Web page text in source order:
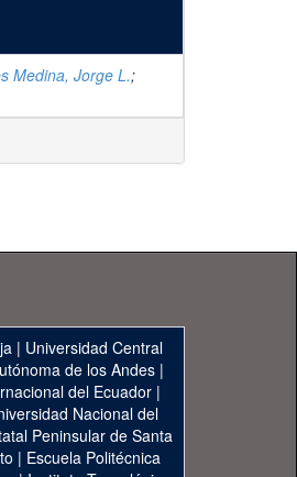
Medina, Jorge L.;
| Universidad Central
de los Andes|
del Ecuador|
Nacional del
Peninsular de Santa
| Escuela Politécnica